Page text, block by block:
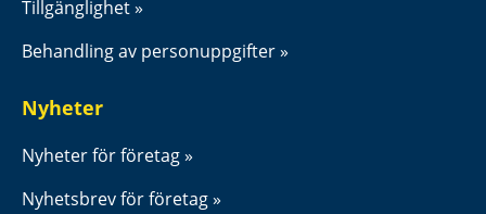
Tillgänglighet
Behandling av personuppgifter
Nyheter
Nyheter för företag
Nyhetsbrev för företag